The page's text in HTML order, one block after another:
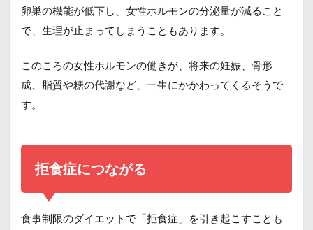
卵巣の機能が低下し、女性ホルモンの分泌量が減ること
で、生理が止まってしまうこともあります。
このころの女性ホルモンの働きが、将来の妊娠、骨形
成、脂質や糖の代謝など、一生にかかわってくるそうで
す。
拒食症につながる
食事制限のダイエットで「拒食症」を引き起こすことも